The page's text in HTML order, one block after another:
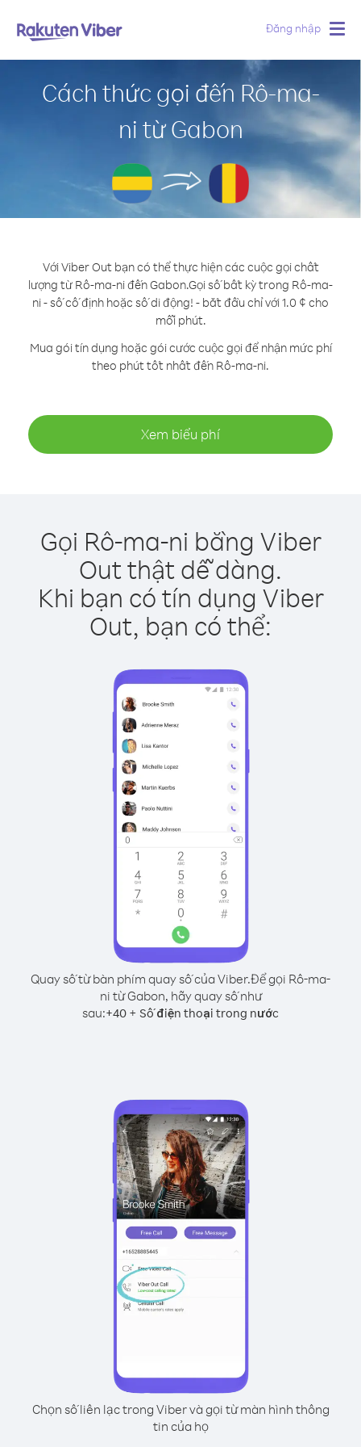
Đăng nhập
Cách thức gọi đến Rô-ma-
ni từ Gabon
Với Viber Out bạn có thể thực hiện các cuộc gọi chất
lượng từ Rô-ma-ni đến Gabon.Gọi số bất kỳ trong Rô-ma-
ni - số cố định hoặc số di động! - bắt đầu chỉ với 1.0 ¢ cho
mỗi phút.
Mua gói tín dụng hoặc gói cước cuộc gọi để nhận mức phí
theo phút tốt nhất đến Rô-ma-ni.
Xem biểu phí
Gọi Rô-ma-ni bằng Viber
Out thật dễ dàng.
Khi bạn có tín dụng Viber
Out, bạn có thể:
Quay số từ bàn phím quay số của Viber.Để gọi Rô-ma-
ni từ Gabon, hãy quay số như
sau:+40 + Số điện thoại trong nước
Chọn số liên lạc trong Viber và gọi từ màn hình thông
tin của họ